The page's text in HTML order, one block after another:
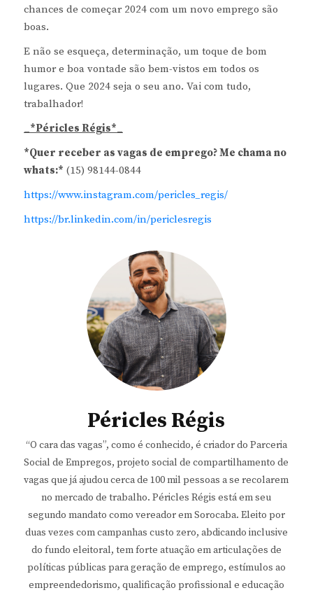
chances de começar 2024 com um novo emprego são
boas.
E não se esqueça, determinação, um toque de bom
humor e boa vontade são bem-vistos em todos os
lugares. Que 2024 seja o seu ano. Vai com tudo,
trabalhador!
_*Péricles Régis*_
*Quer receber as vagas de emprego? Me chama no
whats:* (15) 98144-0844
https://www.instagram.com/pericles_regis/
https://br.linkedin.com/in/periclesregis
Péricles Régis
“O cara das vagas”, como é conhecido, é criador do Parceria
Social de Empregos, projeto social de compartilhamento de
vagas que já ajudou cerca de 100 mil pessoas a se recolarem
no mercado de trabalho. Péricles Régis está em seu
segundo mandato como vereador em Sorocaba. Eleito por
duas vezes com campanhas custo zero, abdicando inclusive
do fundo eleitoral, tem forte atuação em articulações de
políticas públicas para geração de emprego, estímulos ao
empreendedorismo, qualificação profissional e educação